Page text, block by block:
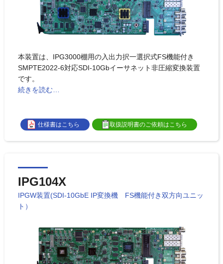
本装置は、IPG3000棚用の入出力択一選択式FS機能付き
SMPTE2022-6対応SDI-10Gbイーサネット非圧縮変換装置
です。
続きを読む…
仕様書はこちら 取扱説明書のご依頼はこちら
IPG104X
IPGW装置(SDI-10GbE IP変換機 FS機能付き双方向ユニッ
ト）